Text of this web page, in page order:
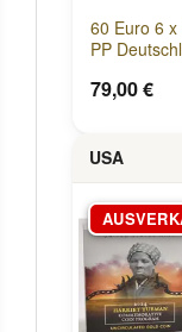
60 Euro 6
PP
79,00 €
USA